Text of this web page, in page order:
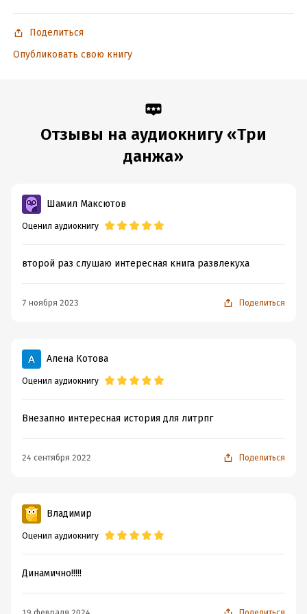
Поделиться
Опубликовать свою книгу
Отзывы на аудиокнигу «Три
данжа»
Шамил Максютов
Оценил аудиокнигу
второй раз слушаю интересная книга развлекуха
7 ноября 2023 Поделиться
Алена Котова
Оценил аудиокнигу
Внезапно интересная история для литрпг
24 сентября 2022 Поделиться
Владимир
Оценил аудиокнигу
Динамично!!!!!